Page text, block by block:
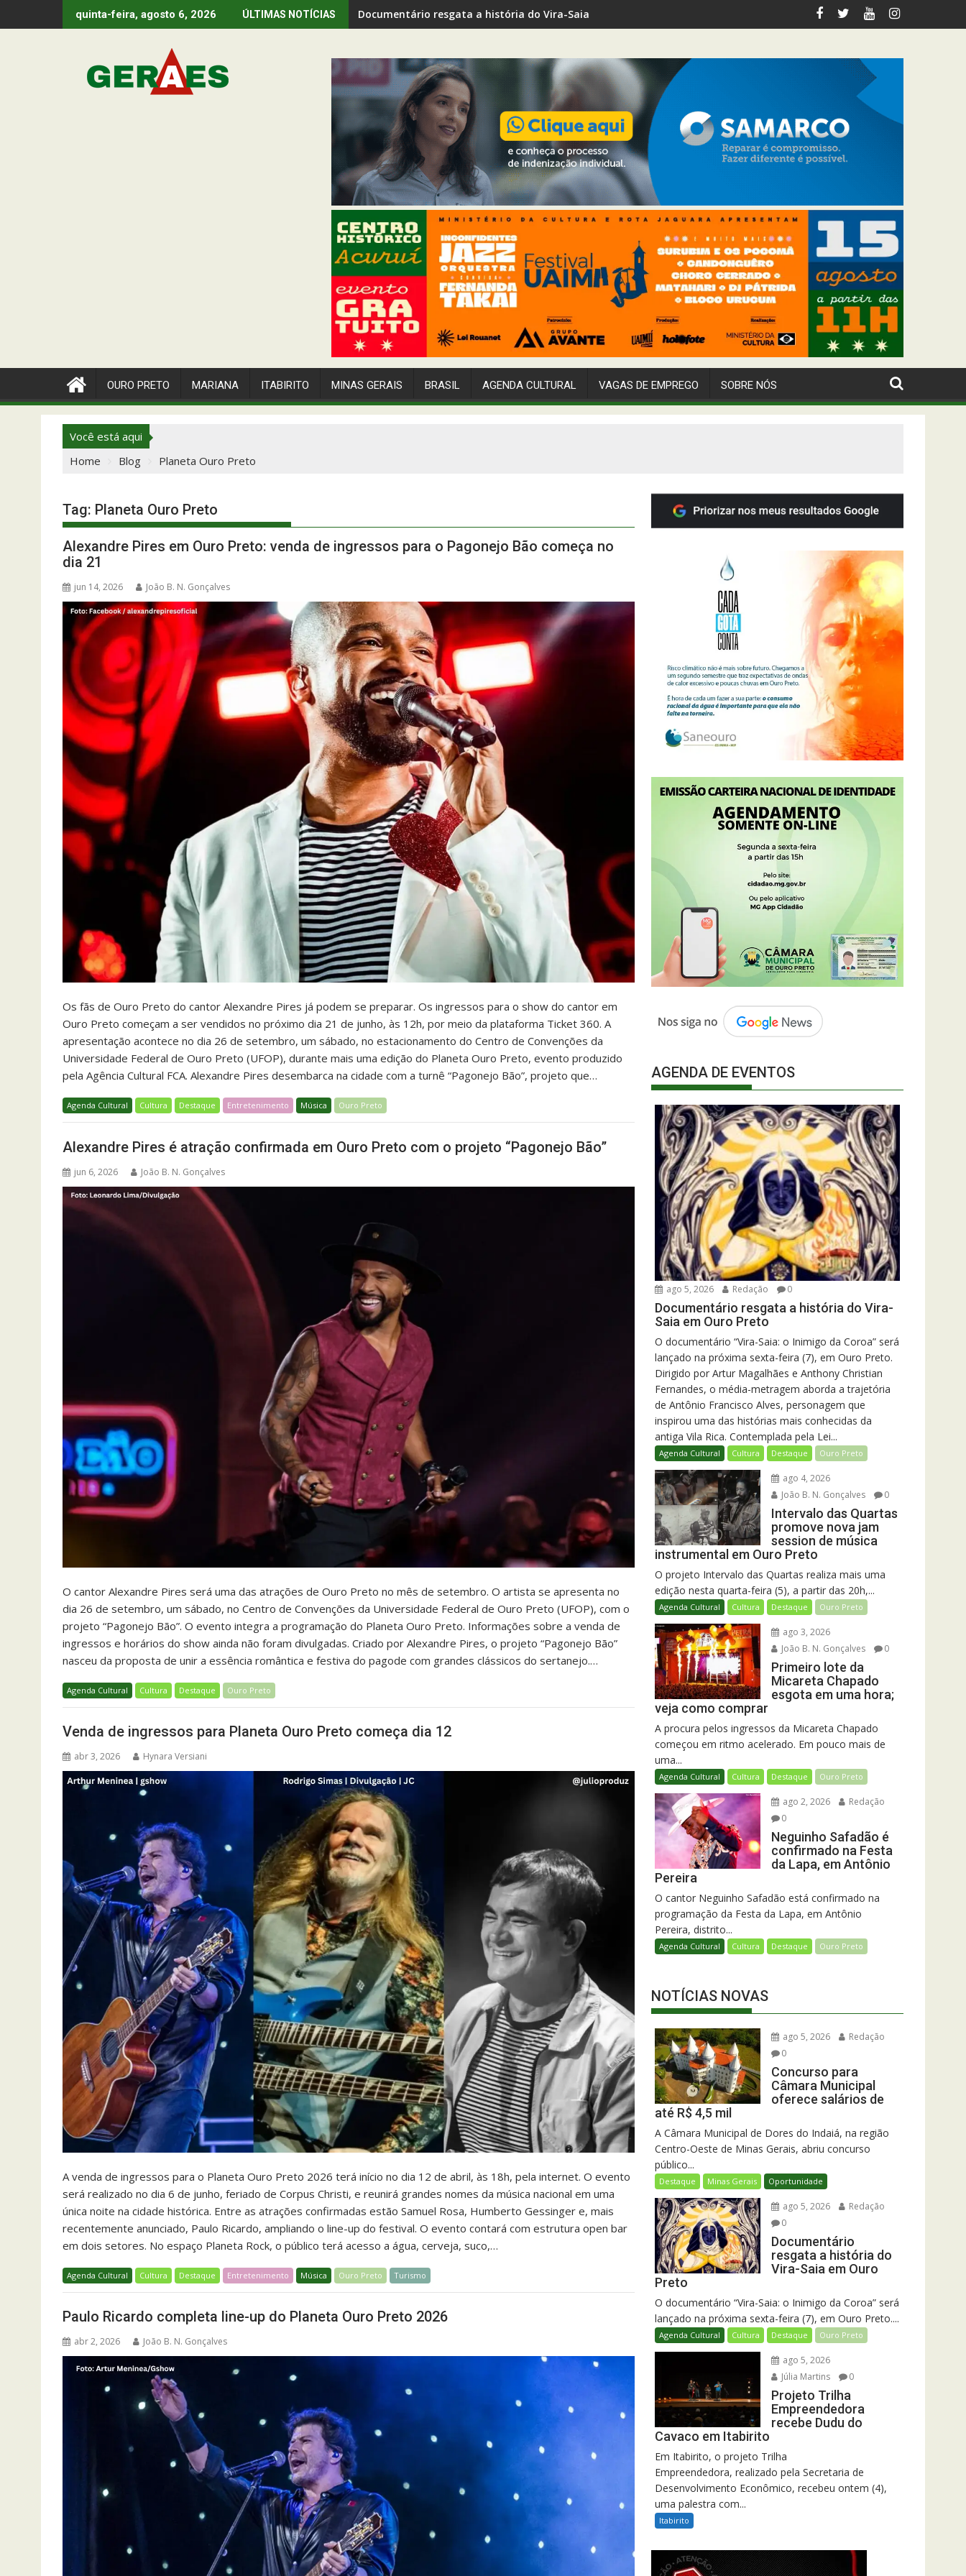
to
quinta-feira, agosto 6, 2026 ÚLTIMAS NOTÍCIAS Documentário resgata a história do Vira-Saia em Ouro Preto
OURO PRETO MARIANA ITABIRITO MINAS GERAIS BRASIL AGENDA CULTURAL VAGAS DE EMPREGO SOBRE NÓS
Você está aqui
Home
Blog Planeta Ouro Preto
Tag: Planeta Ouro Preto
Alexandre Pires em Ouro Preto: venda de ingressos para o Pagonejo Bão começa no
dia 21
jun 14, 2026 João B. N. Gonçalves
Os fãs de Ouro Preto do cantor Alexandre Pires já podem se preparar. Os ingressos para o show do cantor em
Ouro Preto começam a ser vendidos no próximo dia 21 de junho, às 12h, por meio da plataforma Ticket 360. A
apresentação acontece no dia 26 de setembro, um sábado, no estacionamento do Centro de Convenções da
Universidade Federal de Ouro Preto (UFOP), durante mais uma edição do Planeta Ouro Preto, evento produzido
pela Agência Cultural FCA. Alexandre Pires desembarca na cidade com a turnê “Pagonejo Bão”, projeto que…
Agenda Cultural Cultura Destaque Entretenimento Música Ouro Preto
Alexandre Pires é atração confirmada em Ouro Preto com o projeto “Pagonejo Bão”
jun 6, 2026 João B. N. Gonçalves
O cantor Alexandre Pires será uma das atrações de Ouro Preto no mês de setembro. O artista se apresenta no
dia 26 de setembro, um sábado, no Centro de Convenções da Universidade Federal de Ouro Preto (UFOP), com o
projeto “Pagonejo Bão”. O evento integra a programação do Planeta Ouro Preto. Informações sobre a venda de
ingressos e horários do show ainda não foram divulgadas. Criado por Alexandre Pires, o projeto “Pagonejo Bão”
nasceu da proposta de unir a essência romântica e festiva do pagode com grandes clássicos do sertanejo.…
Agenda Cultural Cultura Destaque Ouro Preto
Venda de ingressos para Planeta Ouro Preto começa dia 12
abr 3, 2026 Hynara Versiani
A venda de ingressos para o Planeta Ouro Preto 2026 terá início no dia 12 de abril, às 18h, pela internet. O evento
será realizado no dia 6 de junho, feriado de Corpus Christi, e reunirá grandes nomes da música nacional em uma
única noite na cidade histórica. Entre as atrações confirmadas estão Samuel Rosa, Humberto Gessinger e, mais
recentemente anunciado, Paulo Ricardo, ampliando o line-up do festival. O evento contará com estrutura open bar
em dois setores. No espaço Planeta Rock, o público terá acesso a água, cerveja, suco,…
Agenda Cultural Cultura Destaque Entretenimento Música Ouro Preto Turismo
Paulo Ricardo completa line-up do Planeta Ouro Preto 2026
abr 2, 2026 João B. N. Gonçalves
AGENDA DE EVENTOS
ago 5, 2026 Redação 0
Documentário resgata a história do Vira-
Saia em Ouro Preto
O documentário “Vira-Saia: o Inimigo da Coroa” será
lançado na próxima sexta-feira (7), em Ouro Preto.
Dirigido por Artur Magalhães e Anthony Christian
Fernandes, o média-metragem aborda a trajetória
de Antônio Francisco Alves, personagem que
inspirou uma das histórias mais conhecidas da
antiga Vila Rica. Contemplada pela Lei...
Agenda Cultural Cultura Destaque Ouro Preto
ago 4, 2026
João B. N. Gonçalves
0
Intervalo das Quartas
promove nova jam
session de música
instrumental em Ouro Preto
O projeto Intervalo das Quartas realiza mais uma
edição nesta quarta-feira (5), a partir das 20h,...
Agenda Cultural Cultura Destaque Ouro Preto
ago 3, 2026
João B. N. Gonçalves
0
Primeiro lote da
Micareta Chapado
esgota em uma hora;
veja como comprar
A procura pelos ingressos da Micareta Chapado
começou em ritmo acelerado. Em pouco mais de
uma...
Agenda Cultural Cultura Destaque Ouro Preto
ago 2, 2026
Redação
0
Neguinho Safadão é
confirmado na Festa
da Lapa, em Antônio
Pereira
O cantor Neguinho Safadão está confirmado na
programação da Festa da Lapa, em Antônio
Pereira, distrito...
Agenda Cultural Cultura Destaque Ouro Preto
NOTÍCIAS NOVAS
ago 5, 2026
Redação
0
Concurso para
Câmara Municipal
oferece salários de
até R$ 4,5 mil
A Câmara Municipal de Dores do Indaiá, na região
Centro-Oeste de Minas Gerais, abriu concurso
público...
Destaque Minas Gerais Oportunidade
ago 5, 2026
Redação
0
Documentário
resgata a história do
Vira-Saia em Ouro
Preto
O documentário “Vira-Saia: o Inimigo da Coroa” será
lançado na próxima sexta-feira (7), em Ouro Preto....
Agenda Cultural Cultura Destaque Ouro Preto
ago 5, 2026
Júlia Martins
0
Projeto Trilha
Empreendedora
recebe Dudu do
Cavaco em Itabirito
Em Itabirito, o projeto Trilha
Empreendedora, realizado pela Secretaria de
Desenvolvimento Econômico, recebeu ontem (4),
uma palestra com...
Itabirito